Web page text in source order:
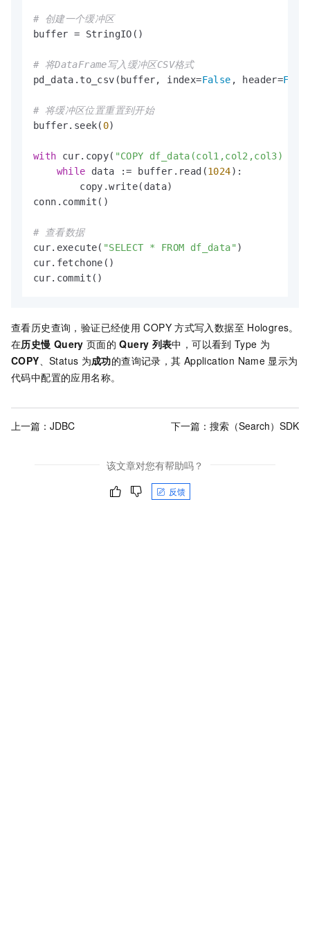
# 创建一个缓冲区
buffer = StringIO()
# 将DataFrame写入缓冲区CSV格式
pd_data.to_csv(buffer, index=False , header=
# 将缓冲区位置重置到开始
buffer.seek( 0)
with cur.copy( "COPY df_data(col1,col2,col3) FROM
while data := buffer.read(1024):
        copy.write(data)
conn.commit()
# 查看数据
cur.execute( "SELECT * FROM df_data" )
cur.fetchone()
cur.commit()
查看历史查询，验证已经使用 COPY 方式写入数据至 Hologres。
在历史慢 Query 页面的 Query 列表中，可以看到 Type 为
COPY 、Status 为成功的查询记录，其 Application Name 显示为
代码中配置的应用名称。
上一篇： JDBC 下一篇： 搜索（Search）SDK
该文章对您有帮助吗？
反馈